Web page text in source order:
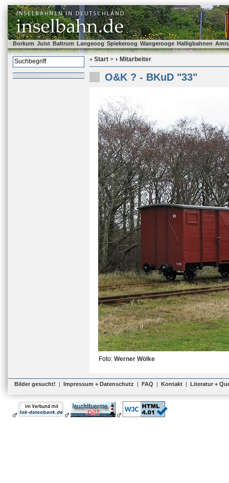
Borkum Juist Baltrum Langeoog Spiekeroog Wangerooge Halligbahnen
Start > Mitarbeiter
O&K ? - BKuD "33"
Foto: Werner Wölke
Bilder gesucht! | Impressum + Datenschutz | FAQ | Kontakt | Literatur +